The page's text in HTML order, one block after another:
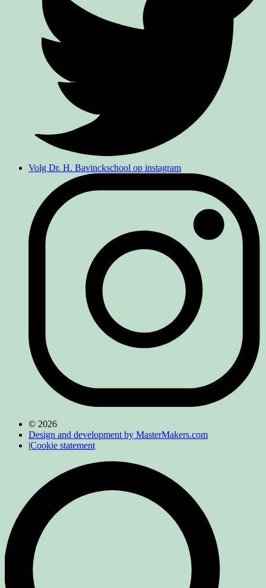
Volg Dr. H. Bavinckschool op instagram
© 2026
Design and development by MasterMakers.com
|Cookie statement